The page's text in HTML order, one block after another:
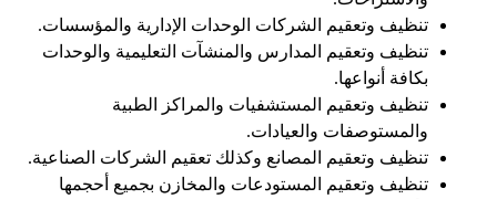
تنظيف وتعقيم الشركات الوحدات الإدارية والمؤسسات.
تنظيف وتعقيم المدارس والمنشآت التعليمية والوحدات
بكافة أنواعها.
تنظيف وتعقيم المستشفيات والمراكز الطبية
والمستوصفات والعيادات.
تنظيف وتعقيم المصانع وكذلك تعقيم الشركات الصناعية.
تنظيف وتعقيم المستودعات والمخازن بجميع أحجمها